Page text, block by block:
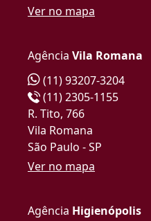
Ver no mapa
Agência Vila Romana
(11) 93207-3204
(11) 2305-1155
R. Tito, 766
Vila Romana
São Paulo - SP
Ver no mapa
Agência Higienópolis